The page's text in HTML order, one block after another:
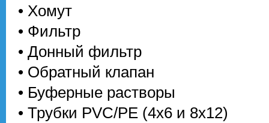
• Хомут
• Фильтр
• Донный фильтр
• Обратный клапан
• Буферные растворы
• Трубки PVC/PE (4х6 и 8x12)